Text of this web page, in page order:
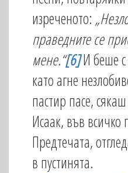
изреченото:
праведните се
мене.“[6]И беше с
като агне
пастир пасе,
Исаак, във
Предтечата,
в пустинята.